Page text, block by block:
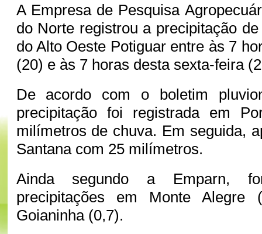
A Empresa de Pesquisa
do Norte registrou a precipitação
do Alto Oeste Potiguar entre às 7
(20) e às 7 horas desta sexta-feira
De acordo com o boletim
precipitação foi registrada em
milímetros de chuva. Em seguida,
Santana com 25 milímetros.
Ainda segundo a Emparn,
precipitações em Monte
Goianinha (0,7).